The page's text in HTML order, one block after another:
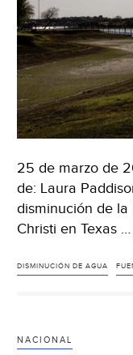
y
(El
25 de marzo de
de: Laura
disminución de
Christi en Texas …
DISMINUCIÓN DE AGUA
NACIONAL